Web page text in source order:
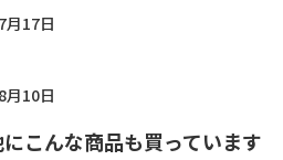
月17日
月10日
こんな商品も買っています